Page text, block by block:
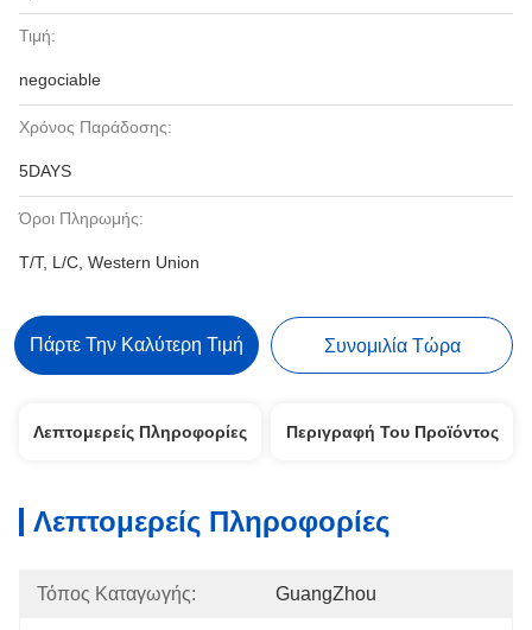
Τιμή:
negociable
Χρόνος Παράδοσης:
5DAYS
Όροι Πληρωμής:
T/T, L/C, Western Union
Πάρτε Την Καλύτερη Τιμή Συνομιλία Τώρα
Λεπτομερείς Πληροφορίες Περιγραφή Του Προϊόντος
Λεπτομερείς Πληροφορίες
Τόπος Καταγωγής: GuangZhou